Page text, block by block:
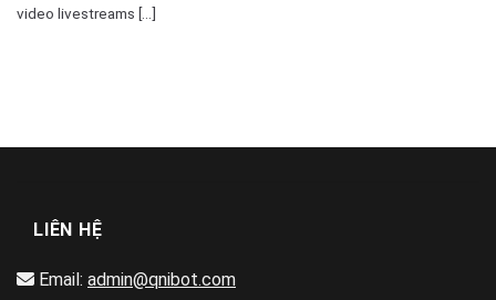
video livestreams [...]
LIÊN HỆ
Email: admin@qnibot.com